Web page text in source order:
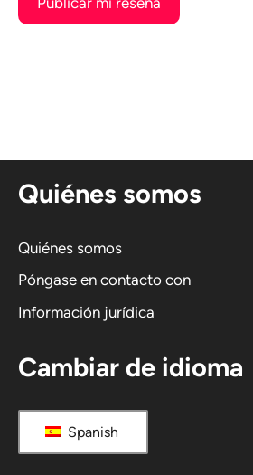
a
i
a
:
Quiénes somos
Quiénes somos
Póngase en contacto con
Información jurídica
Cambiar de idioma
Spanish